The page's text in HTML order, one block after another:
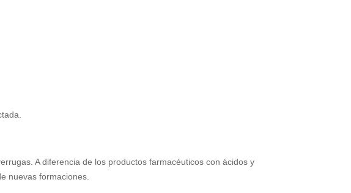
A diferencia de los productos farmacéuticos con ácidos y
nuevas formaciones.